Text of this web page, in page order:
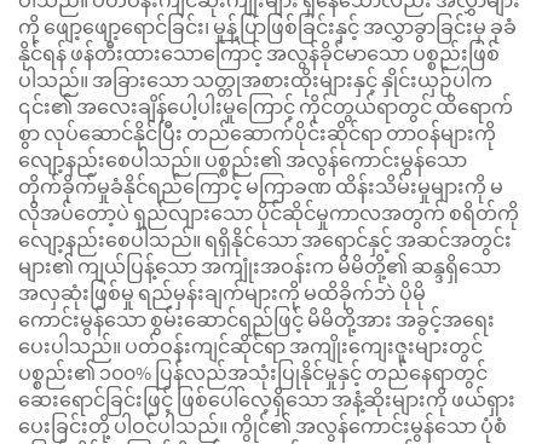
ကို ဖျော့ဖျော့ရောင်ခြင်း၊ မှုန့်ပြာဖြစ်ခြင်းနှင့် အလွှာခွာခြင်းမှ ခုခံ
နိုင်ရန် ဖန်တီးထားသောကြောင့် အလွန်ခိုင်မာသော ပစ္စည်းဖြစ်
ပါသည်။ အခြားသော သတ္တုအစားထိုးများနှင့် နှိုင်းယှဉ်ပါက
၎င်း၏ အလေးချိန်ပေါ့ပါးမှုကြောင့် ကိုင်တွယ်ရာတွင် ထိရောက်
စွာ လုပ်ဆောင်နိုင်ပြီး တည်ဆောက်ပိုင်းဆိုင်ရာ တာဝန်များကို
လျော့နည်းစေပါသည်။ ပစ္စည်း၏ အလွန်ကောင်းမွန်သော
တိုက်ခိုက်မှုခံနိုင်ရည်ကြောင့် မကြာခဏ ထိန်းသိမ်းမှုများကို မ
လိုအပ်တော့ပဲ ရှည်လျားသော ပိုင်ဆိုင်မှုကာလအတွက် စရိတ်ကို
လျော့နည်းစေပါသည်။ ရရှိနိုင်သော အရောင်နှင့် အဆင်အတွင်း
များ၏ ကျယ်ပြန့်သော အကျုံးအဝန်းက မိမိတို့၏ ဆန္ဒရှိသော
အလှဆုံးဖြစ်မှု ရည်မှန်းချက်များကို မထိခိုက်ဘဲ ပိုမို
ကောင်းမွန်သော စွမ်းဆောင်ရည်ဖြင့် မိမိတို့အား အခွင့်အရေး
ပေးပါသည်။ ပတ်ဝန်းကျင်ဆိုင်ရာ အကျိုးကျေးဇူးများတွင်
ပစ္စည်း၏ ၁၀၀% ပြန်လည်အသုံးပြုနိုင်မှုနှင့် တည်နေရာတွင်
ဆေးရောင်ခြင်းဖြင့် ဖြစ်ပေါ်လေ့ရှိသော အနံ့ဆိုးများကို ဖယ်ရှား
ပေးခြင်းတို့ ပါဝင်ပါသည်။ ကွိုင်၏ အလွန်ကောင်းမွန်သော ပုံစံ